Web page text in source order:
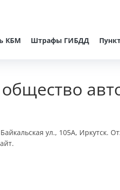
КБМ Штрафы ГИБДД
ул., 105А, Иркутск.